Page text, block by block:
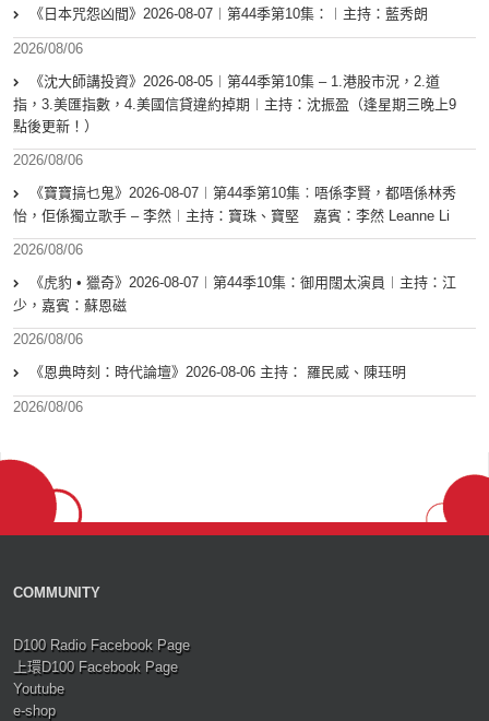
《日本咒怨凶間》2026-08-07︱第44季第10集：︱主持：藍秀朗
2026/08/06
《沈大師講投資》2026-08-05︱第44季第10集 – 1.港股市況，2.道
指，3.美匯指數，4.美國信貸違約掉期︱主持：沈振盈（逢星期三晚上9
點後更新！）
2026/08/06
《寶寶搞乜鬼》2026-08-07︱第44季第10集︰唔係李賢，都唔係林秀
怡，佢係獨立歌手 – 李然︱主持：寶珠、寶堅 嘉賓：李然 Leanne Li
2026/08/06
《虎豹 • 獵奇》2026-08-07︱第44季10集：御用闊太演員︱主持：江
少，嘉賓：蘇恩磁
2026/08/06
《恩典時刻：時代論壇》2026-08-06 主持： 羅民威、陳珏明
2026/08/06
COMMUNITY
D100 Radio Facebook Page
上環D100 Facebook Page
Youtube
e-shop